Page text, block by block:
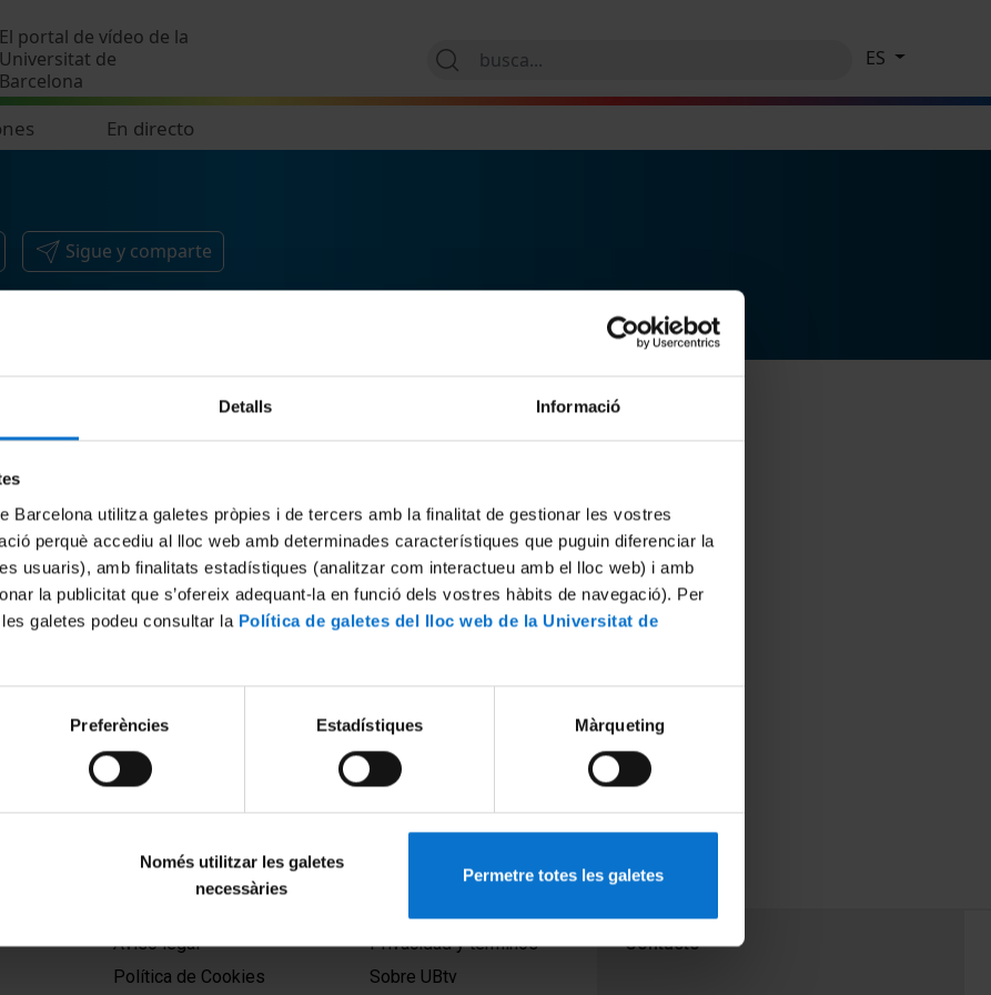
Detalls Informació
Barcelona utilitza galetes pròpies i de tercers amb la finalitat de gestionar les vostres
perquè accediu al lloc web amb determinades característiques que puguin diferenciar la
usuaris), amb finalitats estadístiques (analitzar com interactueu amb el lloc web) i amb
la publicitat que s’ofereix adequant-la en funció dels vostres hàbits de navegació). Per
galetes podeu consultar la Política de galetes del lloc web de la Universitat de
Preferències Estadístiques Màrqueting
Només utilitzar les galetes
necessàries
Permetre totes les galetes
El portal de vídeo de la
Universitat de
Barcelona
En directo
ES
Sigue y comparte
Facultat de Biologia.
Ambientals i Grau en
Acte de Graduació de la Facultat de
Biologia Curs 2020-2021 - Obertura de
Aviso legal
Política de Cookies
Privacidad y términos
Sobre UBtv
Contacto